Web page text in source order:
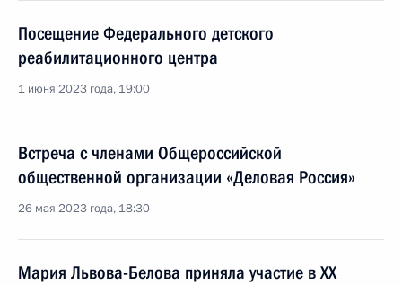
Посещение Федерального детского
реабилитационного центра
1 июня 2023 года, 19:00
Встреча с членами Общероссийской
общественной организации «Деловая Россия»
26 мая 2023 года, 18:30
Мария Львова-Белова приняла участие в XX